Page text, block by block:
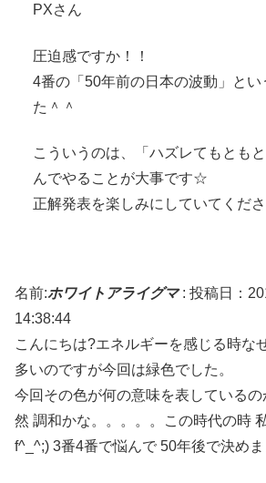
PXさん
圧迫感ですか！！
4番の「50年前の日本の波動」とい
た＾＾
こういうのは、「ハズレてもとも
んでやることが大事です☆
正解発表を楽しみにしていてくだ
名前:ホワイトアライグマ: 投稿日：
14:38:44
こんにちは?エネルギーを感じる時な
多いのですが今回は緑色でした。
今回その色が何の意味を表している
然 調和かな。。。。。この時代の時
f^_^;) 3番4番で悩んで 50年後で決めま